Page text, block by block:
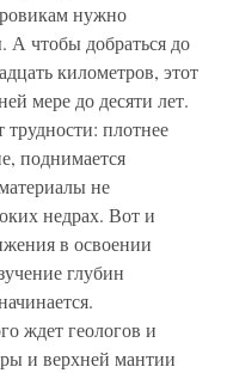
нужно
А чтобы добраться до
километров, этот
мере до десяти лет.
плотнее
поднимается
не
недрах. Вот и
в освоении
глубин
ждет геологов и
и верхней мантии